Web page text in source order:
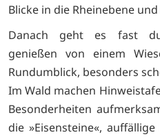
Blicke in die Rheinebene
Danach geht es fast
genießen von einem
Rundumblick, besonders
Im Wald machen
Besonderheiten
die »Eisensteine«,